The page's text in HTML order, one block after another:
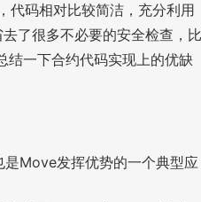
代码相对比较简洁，充分利用
了很多不必要的安全检查，比
结一下合约代码实现上的优缺
是Move发挥优势的一个典型应